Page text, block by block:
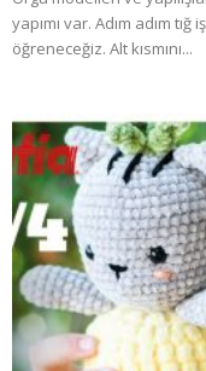
yapımı var. Adım adım
öğreneceğiz. Alt kısmını...